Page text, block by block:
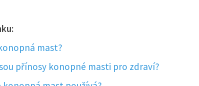
mast?
přínosy konopné masti pro zdraví?